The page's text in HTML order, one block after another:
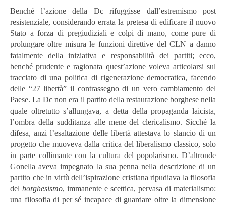
Benché l’azione della Dc rifuggisse dall’estremismo post
resistenziale, considerando errata la pretesa di edificare il nuovo
Stato a forza di pregiudiziali e colpi di mano, come pure di
prolungare oltre misura le funzioni direttive del CLN a danno
fatalmente della iniziativa e responsabilità dei partiti; ecco,
benché prudente e ragionata quest’azione voleva articolarsi sul
tracciato di una politica di rigenerazione democratica, facendo
delle “27 libertà” il contrassegno di un vero cambiamento del
Paese. La Dc non era il partito della restaurazione borghese nella
quale oltretutto s’allungava, a detta della propaganda laicista,
l’ombra della sudditanza alle mene del clericalismo. Sicché la
difesa, anzi l’esaltazione delle libertà attestava lo slancio di un
progetto che muoveva dalla critica del liberalismo classico, solo
in parte collimante con la cultura del popolarismo. D’altronde
Gonella aveva impegnato la suapenna nella descrizione di un
partito che in virtù dell’ispirazione cristiana ripudiava la filosofia
del borghesismo, immanente e scettica, pervasa di materialismo:
una filosofia di per sé incapace di guardare oltre la dimensione